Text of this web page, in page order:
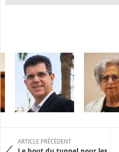
ARTICLE PRÉCÉDENT